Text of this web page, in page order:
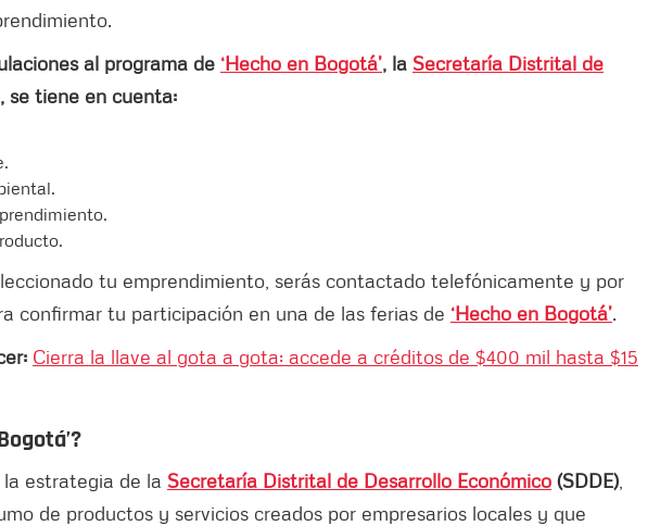
al programa de ‘Hecho en Bogotá’, la Secretaría Distrital de
, se tiene en cuenta:
tu emprendimiento, serás contactado telefónicamente y por
confirmar tu participación en una de las ferias de ‘Hecho en Bogotá’.
Cierra la llave al gota a gota: accede a créditos de $400 mil hasta $15
?
la estrategia de la Secretaría Distrital de Desarrollo Económico (SDDE)
de productos y servicios creados por empresarios locales y que